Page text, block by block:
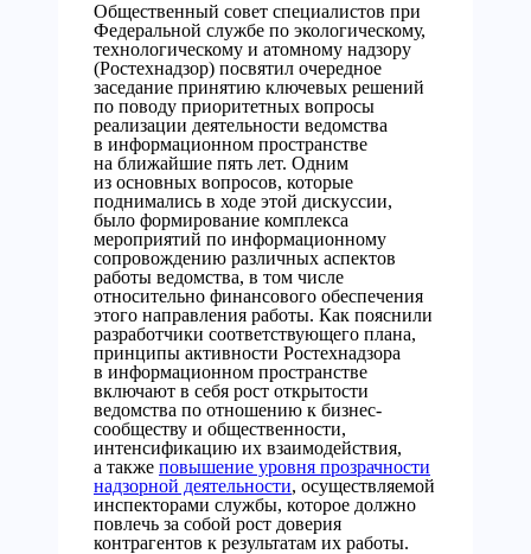
Общественный совет специалистов при
Федеральной службе по экологическому,
технологическому и атомному надзору
(Ростехнадзор) посвятил очередное
заседание принятию ключевых решений
по поводу приоритетных вопросы
реализации деятельности ведомства
в информационном пространстве
на ближайшие пять лет. Одним
из основных вопросов, которые
поднимались в ходе этой дискуссии,
было формирование комплекса
мероприятий по информационному
сопровождению различных аспектов
работы ведомства, в том числе
относительно финансового обеспечения
этого направления работы. Как пояснили
разработчики соответствующего плана,
принципы активности Ростехнадзора
в информационном пространстве
включают в себя рост открытости
ведомства по отношению к бизнес-
сообществу и общественности,
интенсификацию их взаимодействия,
а также повышение уровня прозрачности
надзорной деятельности, осуществляемой
инспекторами службы, которое должно
повлечь за собой рост доверия
контрагентов к результатам их работы.